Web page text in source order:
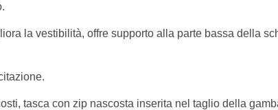
la vestibilità, offre supporto alla parte bassa della
tasca con zip nascosta inserita nel taglio della